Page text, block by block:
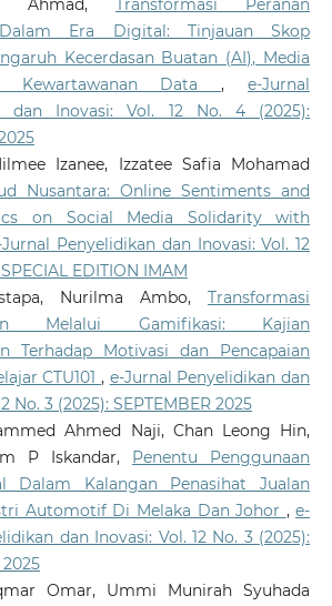
Ahmad,Transformasi Peranan
Era Digital: Tinjauan Skop
Kecerdasan Buatan (AI), Media
Kewartawanan Data,e-Jurnal
dan Inovasi: Vol. 12 No. 4 (2025):
Izanee, Izzatee Safia Mohamad
Nusantara: Online Sentiments and
on Social Media Solidarity with
Jurnal Penyelidikan dan Inovasi: Vol. 12
EDITION IMAM
Nurilma Ambo,Transformasi
Melalui Gamifikasi: Kajian
Terhadap Motivasi dan Pencapaian
CTU101 , e-Jurnal Penyelidikan dan
No. 3 (2025): SEPTEMBER 2025
Ahmed Naji, Chan Leong Hin,
P Iskandar, Penentu Penggunaan
Dalam Kalangan Penasihat Jualan
Automotif Di Melaka Dan Johor ,e-
dan Inovasi: Vol. 12 No. 3 (2025):
2025
Omar, Ummi Munirah Syuhada